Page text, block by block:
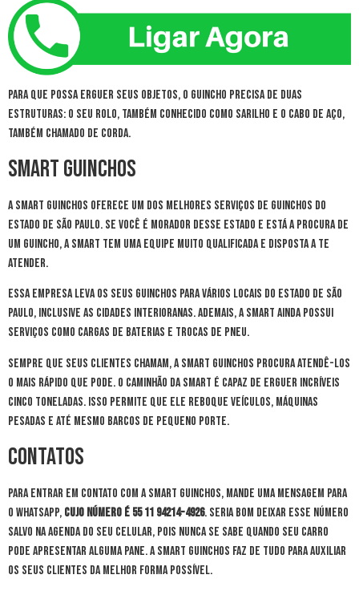
Para que possa erguer seus objetos, o guincho precisa de duas
estruturas: o seu rolo, também conhecido como sarilho e o cabo de aço,
também chamado de corda.
Smart Guinchos
A Smart Guinchos oferece um dos melhores serviços de guinchos do
estado de São Paulo. Se você é morador desse estado e está a procura de
um guincho, a Smart tem uma equipe muito qualificada e disposta a te
atender.
Essa empresa leva os seus guinchos para vários locais do estado de São
Paulo, inclusive as cidades interioranas. Ademais, a Smart ainda possui
serviços como cargas de baterias e trocas de pneu.
Sempre que seus clientes chamam, a Smart Guinchos procura atendê-los
o mais rápido que pode. O caminhão da Smart é capaz de erguer incríveis
cinco toneladas. Isso permite que ele reboque veículos, máquinas
pesadas e até mesmo barcos de pequeno porte.
Contatos
Para entrar em contato com a Smart Guinchos, mande uma mensagem para
o WhatsApp, cujo número é 55 11 94214-4926. Seria bom deixar esse número
salvo na agenda do seu celular, pois nunca se sabe quando seu carro
pode apresentar alguma pane. A Smart Guinchos faz de tudo para auxiliar
os seus clientes da melhor forma possível.